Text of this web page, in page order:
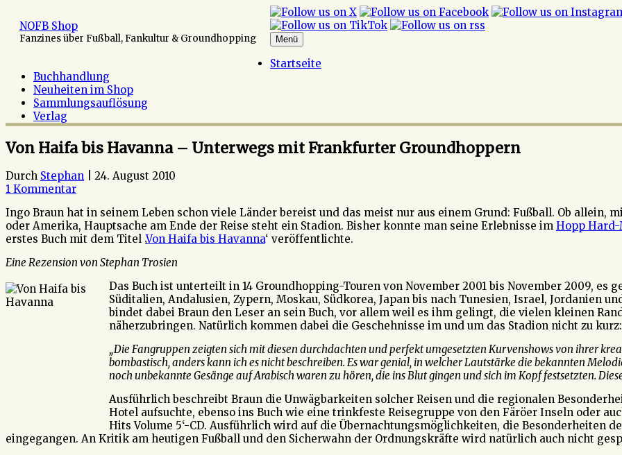
Inhalt
springen
NOFB Shop
Fanzines über Fußball, Fankultur & Groundhopping Menü
Startseite
Buchhandlung
Neuheiten im Shop
Sammlungsauflösung
Verlag
Von Haifa bis Havanna – Unterwegs mit Frankfurter Groundhoppern
Durch Stephan
24. August 2010
1 Kommentar
Ingo Braun hat in seinem Leben schon viele Länder bereist und das meist nur aus einem Grund: Fußball. Ob allein,
oder Amerika, Hauptsache am Ende der Reise steht ein Stadion. Bisher konnte man seine Erlebnisse im Hopp
erstes Buch mit dem Titel ‚Von Haifa bis Havanna‘ veröffentlichte.
Eine Rezension von Stephan Trosien
Das Buch ist unterteilt in 14 Groundhopping-Touren von November 2001 bis November 2009, es
Süditalien, Andalusien, Zypern, Moskau, Südkorea, Japan bis nach Tunesien, Israel, Jordanien
bindet dabei Braun den Leser an sein Buch, vor allem weil es ihm gelingt, die vielen kleinen
näherzubringen. Natürlich kommen dabei die Geschehnisse im und um das Stadion nicht zu kurz:
„Die Fangruppen zeigten sich mit diesen durchdachten und perfekt umgesetzten Kurvenshows von ihrer
bombastisch, anders kann ich es nicht beschreiben. Es war genial, in welcher Lautstärke die bekannten
noch unbekannte Gesänge auf Arabisch waren zu hören, die ins Blut gingen und sich im Kopf festsetzten.
Ausführlich beschreibt Braun die Unwägbarkeiten solcher Reisen und die regionalen
Hotel aufsuchte, ebenso ins Buch wie eine trinkfeste Reisegruppe von den Färöer Inseln oder
Hits Volume 5‘-CD. Ausführlich wird auf die Übernachtungsmöglichkeiten, die Besonderheiten
eingegangen. An Kritik am heutigen Fußball und den Sicherwahn der Ordnungskräfte wird natürlich auch nicht